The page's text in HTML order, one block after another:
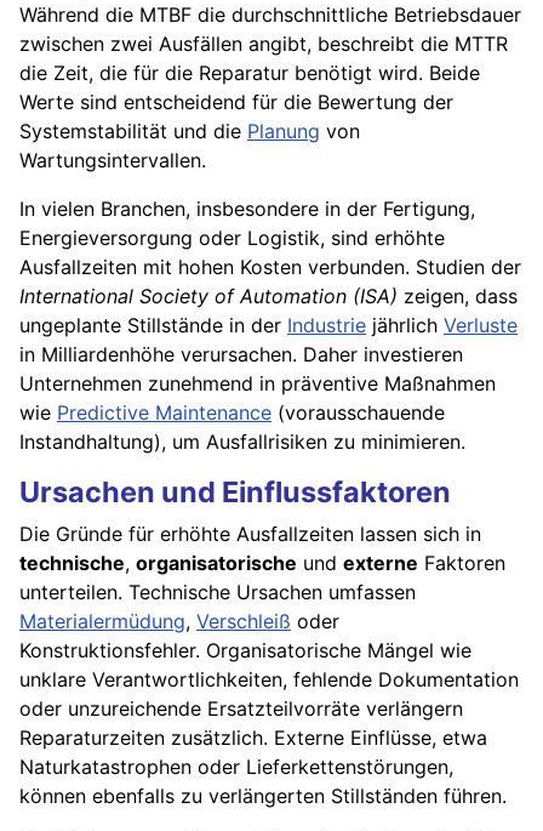
Während die MTBF die durchschnittliche Betriebsdauer
zwischen zwei Ausfällen angibt, beschreibt die MTTR
die Zeit, die für die Reparatur benötigt wird. Beide
Werte sind entscheidend für die Bewertung der
Systemstabilität und die Planung von
Wartungsintervallen.
In vielen Branchen, insbesondere in der Fertigung,
Energieversorgung oder Logistik, sind erhöhte
Ausfallzeiten mit hohen Kosten verbunden. Studien der
International Society of Automation (ISA) zeigen, dass
ungeplante Stillstände in der Industrie jährlich Verluste
in Milliardenhöhe verursachen. Daher investieren
Unternehmen zunehmend in präventive Maßnahmen
wie Predictive Maintenance (vorausschauende
Instandhaltung), um Ausfallrisiken zu minimieren.
Ursachen und Einflussfaktoren
Die Gründe für erhöhte Ausfallzeiten lassen sich in
technische, organisatorische und externe Faktoren
unterteilen. Technische Ursachen umfassen
Materialermüdung, Verschleiß oder
Konstruktionsfehler. Organisatorische Mängel wie
unklare Verantwortlichkeiten, fehlende Dokumentation
oder unzureichende Ersatzteilvorräte verlängern
Reparaturzeiten zusätzlich. Externe Einflüsse, etwa
Naturkatastrophen oder Lieferkettenstörungen,
können ebenfalls zu verlängerten Stillständen führen.